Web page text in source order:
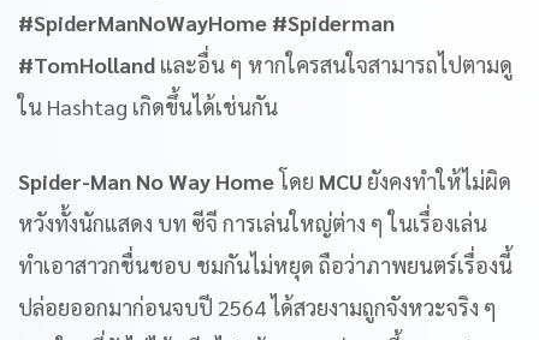
#SpiderManNoWayHome #Spiderman
#TomHolland และอื่น ๆ หากใครสนใจสามารถไปตามดู
ใน Hashtag เกิดขึ้นได้เช่นกัน
Spider-Man No Way Homeโดย MCU ยังคงทำให้ไม่ผิด
หวังทั้งนักแสดง บท ซีจี การเล่นใหญ่ต่าง ๆ ในเรื่องเล่น
ทำเอาสาวกชื่นชอบ ชมกันไม่หยุด ถือว่าภาพยนตร์เรื่องนี้
ปล่อยออกมาก่อนจบปี 2564 ได้สวยงามถูกจังหวะจริง ๆ